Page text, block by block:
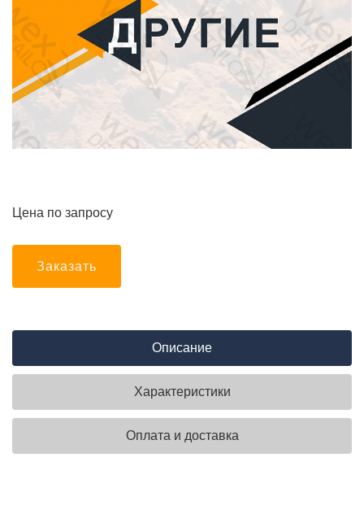
Цена по запросу
Заказать
Описание
Характеристики
Оплата и доставка